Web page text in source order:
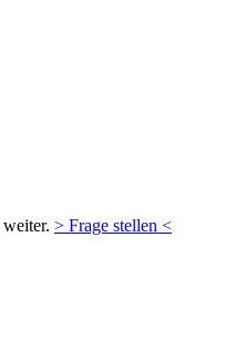
> Frage stellen <